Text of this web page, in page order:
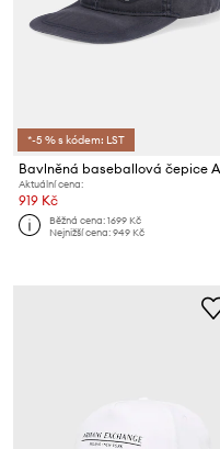
*-5 % s kódem: LST
Aktuální cena:
919 Kč
Běžná cena:1699 Kč
Nejnižší cena:949 Kč